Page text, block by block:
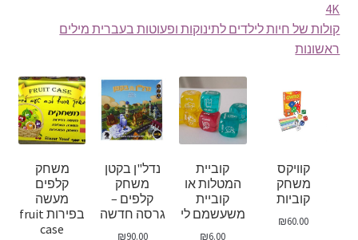
4K
קולות של חיות לילדים לתינוקות ופעוטות בעברית מילים
ראשונות
קוויקס
משחק
קוביות
₪60.00
קוביית
המטלות או
קוביית
משעשמם לי
₪6.00
נדל"ן בקטן
משחק
קלפים –
גרסה חדשה
₪90.00
משחק
קלפים
מעשה
בפירות fruit
case